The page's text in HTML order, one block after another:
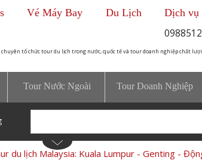
tổ chức tour du lịch trong nước, quốc tế và tour doanh nghiệp chất
Vé Máy Bay Du Lịch Dịch vụ
Tour Nước Ngoài Tour Doanh Nghiệp
du lịch Malaysia: Kuala Lumpur - Genting -